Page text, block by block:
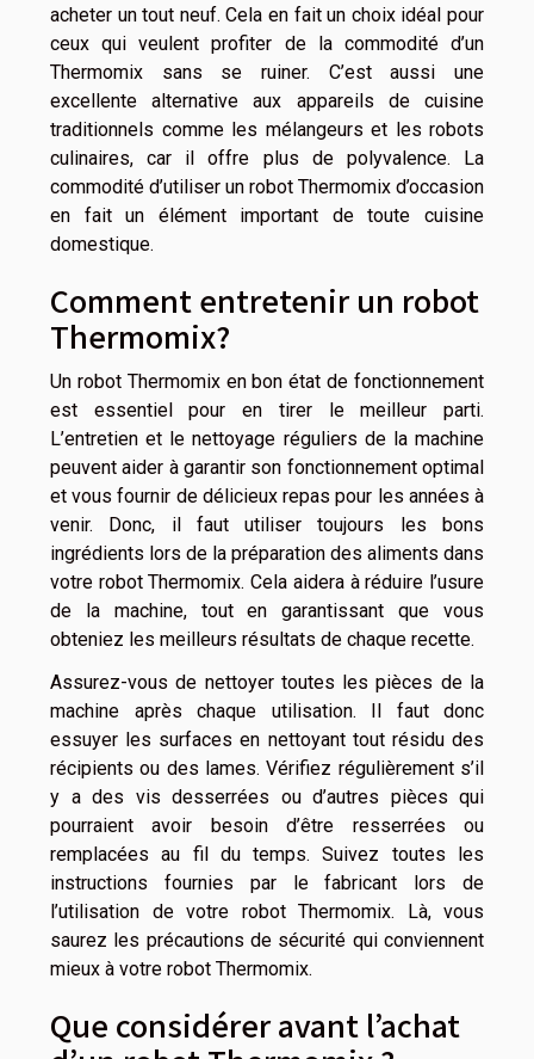
acheter un tout neuf. Cela en fait un choix idéal pour
ceux qui veulent profiter de la commodité d’un
Thermomix sans se ruiner. C’est aussi une
excellente alternative aux appareils de cuisine
traditionnels comme les mélangeurs et les robots
culinaires, car il offre plus de polyvalence. La
commodité d’utiliser un robot Thermomix d’occasion
en fait un élément important de toute cuisine
domestique.
Comment entretenir un robot
Thermomix?
Un robot Thermomix en bon état de fonctionnement
est essentiel pour en tirer le meilleur parti.
L’entretien et le nettoyage réguliers de la machine
peuvent aider à garantir son fonctionnement optimal
et vous fournir de délicieux repas pour les années à
venir. Donc, il faut utiliser toujours les bons
ingrédients lors de la préparation des aliments dans
votre robot Thermomix. Cela aidera à réduire l’usure
de la machine, tout en garantissant que vous
obteniez les meilleurs résultats de chaque recette.
Assurez-vous de nettoyer toutes les pièces de la
machine après chaque utilisation. Il faut donc
essuyer les surfaces en nettoyant tout résidu des
récipients ou des lames. Vérifiez régulièrement s’il
y a des vis desserrées ou d’autres pièces qui
pourraient avoir besoin d’être resserrées ou
remplacées au fil du temps. Suivez toutes les
instructions fournies par le fabricant lors de
l’utilisation de votre robot Thermomix. Là, vous
saurez les précautions de sécurité qui conviennent
mieux à votre robot Thermomix.
Que considérer avant l’achat